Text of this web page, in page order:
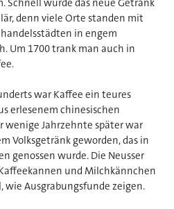
denn viele Orte standen mit
in engem
Um 1700 trank man auch in
war Kaffee ein teures
erlesenem chinesischen
wenige Jahrzehnte später war
Volksgetränk geworden, das in
genossen wurde. Die Neusser
und Milchkännchen
Ausgrabungsfunde zeigen.